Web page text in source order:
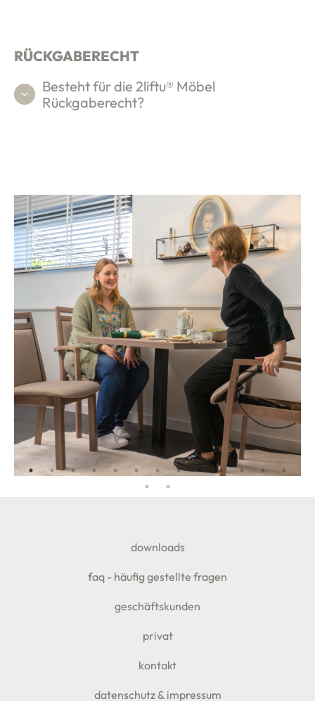
RÜCKGABERECHT
Besteht für die 2liftu® Möbel
Rückgaberecht?
downloads
faq - häufig gestellte fragen
geschäftskunden
privat
kontakt
datenschutz & impressum